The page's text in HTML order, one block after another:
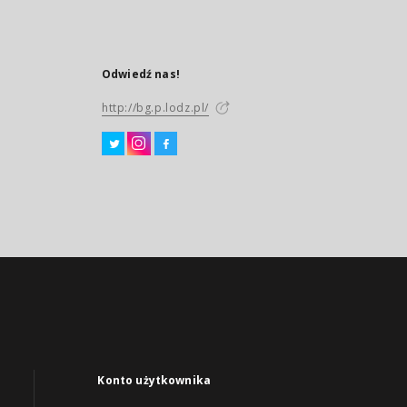
Odwiedź nas!
http://bg.p.lodz.pl/
Konto użytkownika